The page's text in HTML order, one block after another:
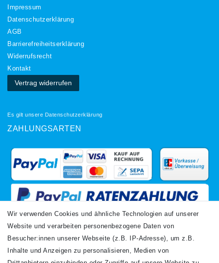
Impressum
Daten­schutz­erklärung
AGB
Barrierefreiheitserklärung
Widerrufs­recht
Kontakt
Vertrag widerrufen
Es gilt unsere Datenschutzerklärung
ZAHLUNGSARTEN
VERSANDARTEN
Wir verwenden Cookies und ähnliche Technologien auf unserer
Website und verarbeiten personenbezogene Daten von
Besucher:innen unserer Webseite (z.B. IP-Adresse), um z.B.
Inhalte und Anzeigen zu personalisieren, Medien von